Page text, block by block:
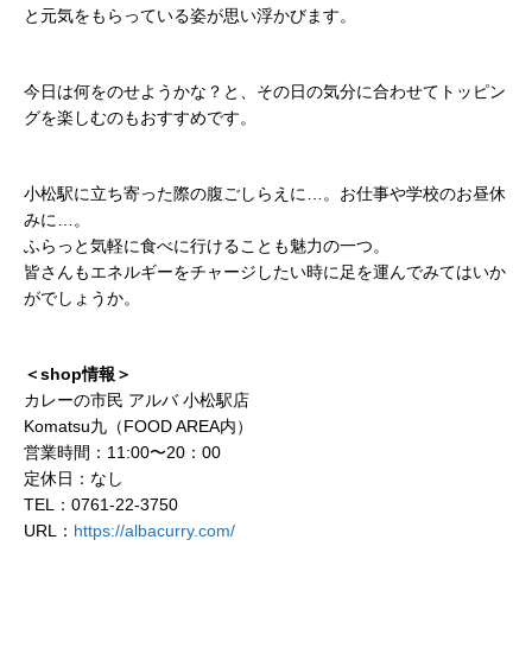
と元気をもらっている姿が思い浮かびます。
今日は何をのせようかな？と、その日の気分に合わせてトッピン
グを楽しむのもおすすめです。
小松駅に立ち寄った際の腹ごしらえに…。お仕事や学校のお昼休
みに…。
ふらっと気軽に食べに行けることも魅力の一つ。
皆さんもエネルギーをチャージしたい時に足を運んでみてはいか
がでしょうか。
＜shop情報＞
カレーの市民 アルバ 小松駅店
Komatsu九（FOOD AREA内）
営業時間：11:00〜20：00
定休日：なし
TEL：0761-22-3750
URL： https://albacurry.com/